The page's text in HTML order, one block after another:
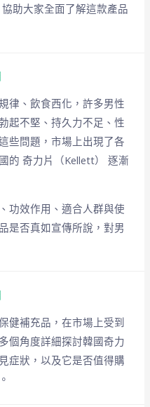
助大家全面了解這款產品
律、飲食西化，許多男性
起不堅、持久力不足、性
些問題，市場上出現了各
的 奇力片（Kellett） 逐漸
功效作用、適合人群與使
是否真如宣傳所說，對男
健補充品，在市場上受到
個角度詳細探討韓國奇力
症狀，以及它是否值得購